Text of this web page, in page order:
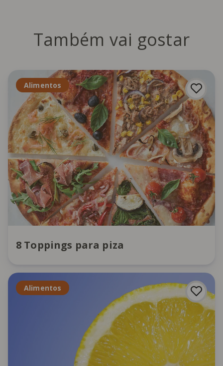
Também vai gostar
Alimentos
8 Toppings para piza
Alimentos